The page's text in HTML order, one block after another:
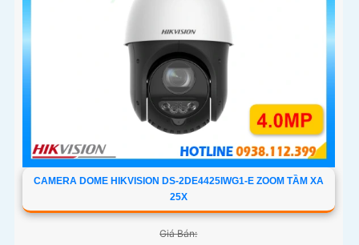
CAMERA DOME HIKVISION DS-2DE4425IWG1-E ZOOM TẦM XA
25X
Giá Bán: